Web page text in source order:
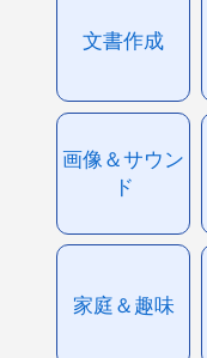
文書作成
画像＆サウン
ド
家庭＆趣味